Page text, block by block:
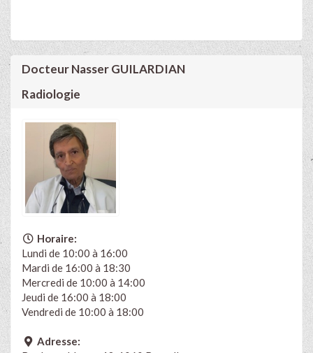
Docteur Nasser GUILARDIAN
Radiologie
Horaire:
Lundi de 10:00 à 16:00
Mardi de 16:00 à 18:30
Mercredi de 10:00 à 14:00
Jeudi de 16:00 à 18:00
Vendredi de 10:00 à 18:00
Adresse: